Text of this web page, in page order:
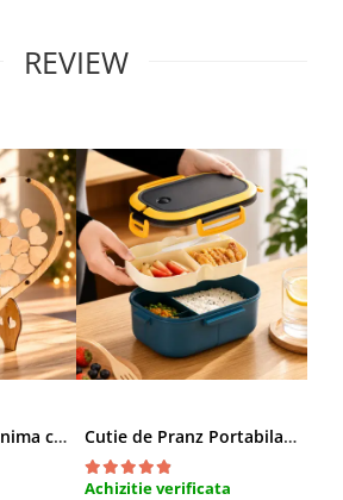
REVIEW
Suport decorativ inima cu mesaje, Cadou cu suflet Cutie de Pranz Portabila cu Compartimente
Achizitie verificata